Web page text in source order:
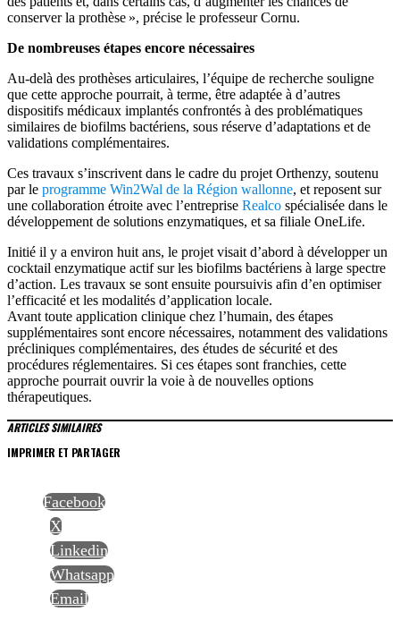
conserver la prothèse », précise le professeur Cornu.
De nombreuses étapes encore nécessaires
Au-delà des prothèses articulaires, l’équipe de recherche souligne
que cette approche pourrait, à terme, être adaptée à d’autres
dispositifs médicaux implantés confrontés à des problématiques
similaires de biofilms bactériens, sous réserve d’adaptations et de
validations complémentaires.
Ces travaux s’inscrivent dans le cadre du projet Orthenzy, soutenu
par le programme Win2Wal de la Région wallonne, et reposent sur
une collaboration étroite avec l’entreprise Realco spécialisée dans le
développement de solutions enzymatiques, et sa filiale OneLife.
Initié il y a environ huit ans, le projet visait d’abord à développer un
cocktail enzymatique actif sur les biofilms bactériens à large spectre
d’action. Les travaux se sont ensuite poursuivis afin d’en optimiser
l’efficacité et les modalités d’application locale.
Avant toute application clinique chez l’humain, des étapes
supplémentaires sont encore nécessaires, notamment des validations
précliniques complémentaires, des études de sécurité et des
procédures réglementaires. Si ces étapes sont franchies, cette
approche pourrait ouvrir la voie à de nouvelles options
thérapeutiques.
ARTICLES SIMILAIRES
IMPRIMER ET PARTAGER
Facebook
X
Linkedin
Whatsapp
Email